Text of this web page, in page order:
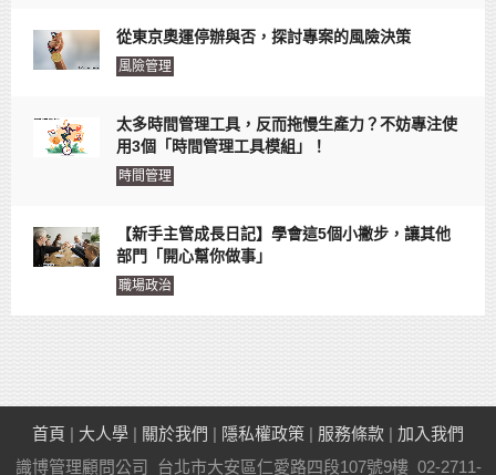
從東京奧運停辦與否，探討專案的風險決策
風險管理
太多時間管理工具，反而拖慢生產力？不妨專注使
用3個「時間管理工具模組」！
時間管理
【新手主管成長日記】學會這5個小撇步，讓其他
部門「開心幫你做事」
職場政治
首頁 | 大人學 | 關於我們 | 隱私權政策 | 服務條款 | 加入我們
識博管理顧問公司 台北市大安區仁愛路四段107號9樓 02-2711-